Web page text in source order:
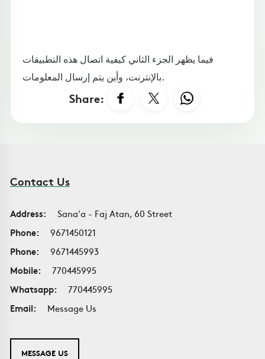
فيما يظهر الجزء الثاني كيفية اتصال هذه التطبيقات
بالإنترنت، وأين يتم إرسال المعلومات.
Share:
Contact Us
Address:
Sana'a - Faj Atan, 60 Street
Phone:
9671450121
Phone:
9671445993
Mobile:
770445995
Whatsapp:
770445995
Email:
Message Us
MESSAGE US